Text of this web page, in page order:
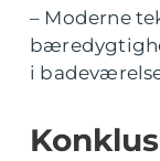
– Moderne
i